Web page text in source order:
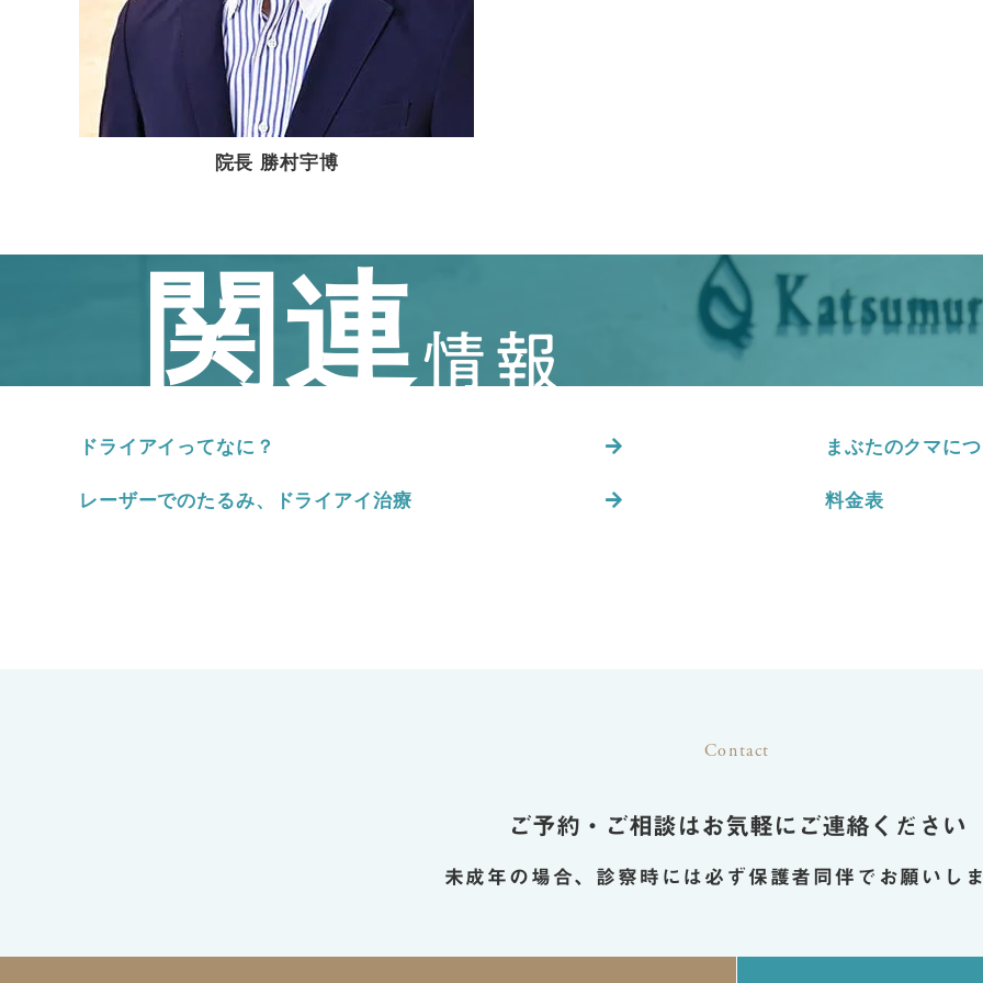
院長 勝村宇博
関連情報
ドライアイってなに？ まぶたのクマに
レーザーでのたるみ、ドライアイ治療 料金表
未成年の場合、診察時には必ず保護者同伴でお願いし
ご予約・ご相談はお気軽にご連絡ください
Contact